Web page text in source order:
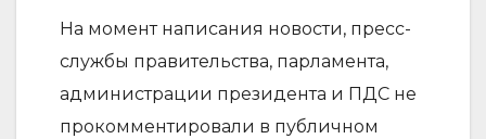
На момент написания новости, пресс-
службы правительства, парламента,
администрации президента и ПДС не
прокомментировали в публичном